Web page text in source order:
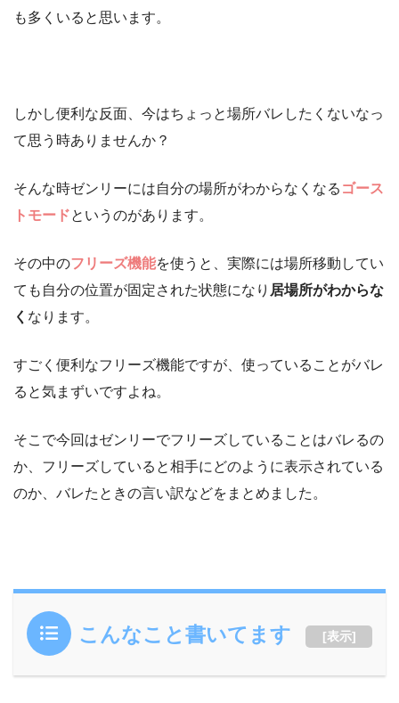
も多くいると思います。
しかし便利な反面、今はちょっと場所バレしたくないなっ
て思う時ありませんか？
そんな時ゼンリーには自分の場所がわからなくなる ゴース
トモードというのがあります。
その中のフリーズ機能を使うと、実際には場所移動してい
ても自分の位置が固定された状態になり 居場所がわからな
く なります。
すごく便利なフリーズ機能ですが、使っていることがバレ
ると気まずいですよね。
そこで今回はゼンリーでフリーズしていることはバレるの
か、フリーズしていると相手にどのように表示されている
のか、バレたときの言い訳などをまとめました。
こんなこと書いてます [表示]